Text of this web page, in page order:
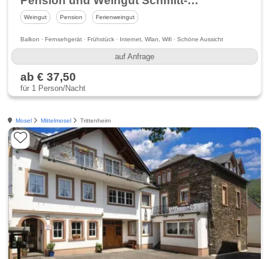
Weingut Pension Ferienweingut
Balkon · Fernsehgerät · Frühstück · Internet, Wlan, Wifi · Schöne Aussicht
auf Anfrage
ab € 37,50
für 1 Person/Nacht
Mosel Mittelmosel Trittenheim